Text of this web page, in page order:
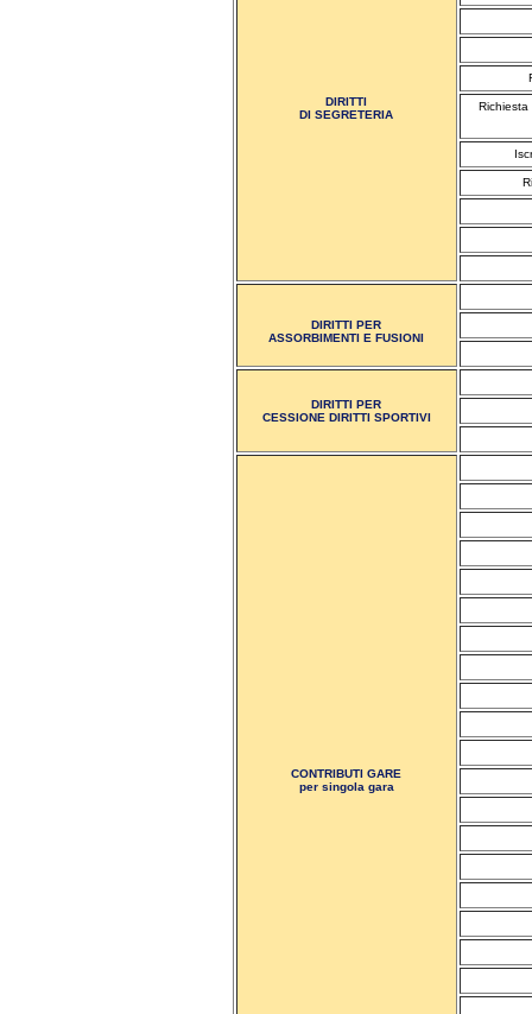
DIRITTI
DI SEGRETERIA
Richiesta
DIRITTI PER
ASSORBIMENTI E FUSIONI
DIRITTI PER
CESSIONE DIRITTI SPORTIVI
CONTRIBUTI GARE
per singola gara